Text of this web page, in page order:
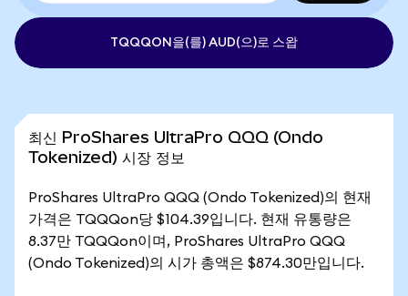
TQQQON을(를) AUD(으)로 스왑
최신 ProShares UltraPro QQQ (Ondo
Tokenized) 시장 정보
ProShares UltraPro QQQ (Ondo Tokenized)의 현재
가격은 TQQQon당 $104.39입니다. 현재 유통량은
8.37만 TQQQon이며, ProShares UltraPro QQQ
(Ondo Tokenized)의 시가 총액은 $874.30만입니다.